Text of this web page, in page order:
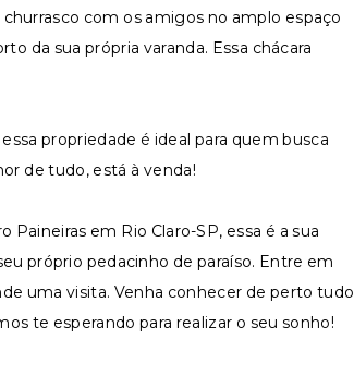
com os amigos no amplo espaço
da sua própria varanda. Essa chácara
propriedade é ideal para quem busca
de tudo, está à venda!
em Rio Claro-SP, essa é a sua
próprio pedacinho de paraíso. Entre em
uma visita. Venha conhecer de perto tudo
te esperando para realizar o seu sonho!